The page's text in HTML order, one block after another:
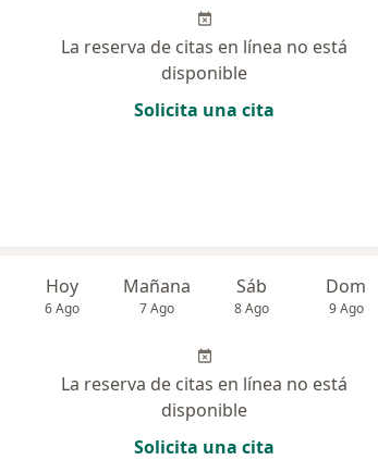
La reserva de citas en línea no está
disponible
Solicita una cita
Hoy
6 Ago
Mañana
7 Ago
Sáb
8 Ago
Dom
9 Ago
La reserva de citas en línea no está
disponible
Solicita una cita